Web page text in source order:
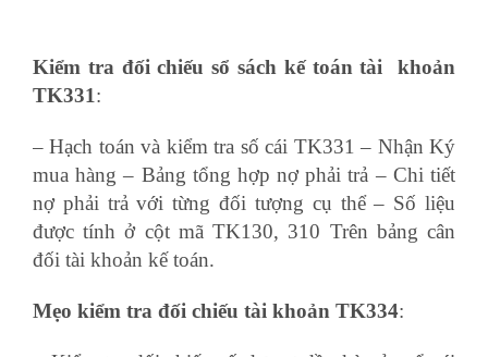
Kiểm tra đối chiếu sổ sách kế toán tài khoản
TK331:
– Hạch toán và kiểm tra số cái TK331 – Nhận Ký
mua hàng – Bảng tổng hợp nợ phải trả – Chi tiết
nợ phải trả với từng đối tượng cụ thể – Số liệu
được tính ở cột mã TK130, 310 Trên bảng cân
đối tài khoản kế toán.
Mẹo kiểm tra đối chiếu tài khoản TK334: